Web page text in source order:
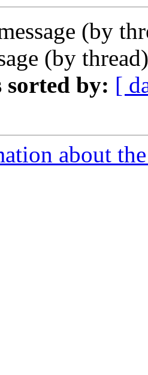
(by
(by
sorted by: [
about